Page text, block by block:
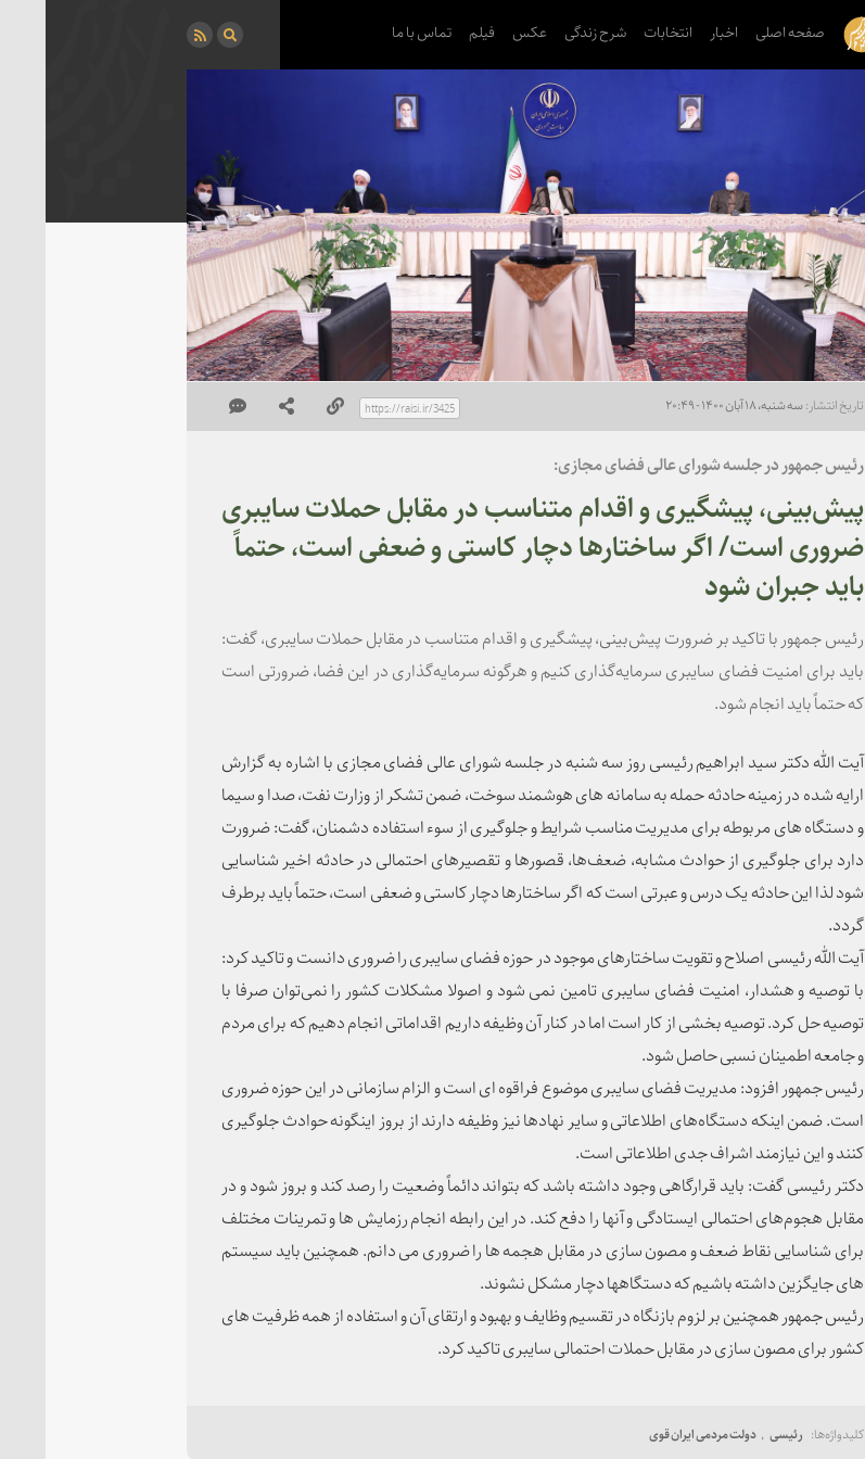
صفحه اصلی اخبار انتخابات شرح زندگی عکس فیلم تماس با ما
سه شنبه، ۱۸ آبان ۱۴۰۰ - ۲۰:۴۹
رئیس جمهور در جلسه شورای عالی فضای مجازی:
پیش‌بینی، پیشگیری و اقدام متناسب در مقابل حملات سایبری
ضروری است/ اگر ساختارها دچار کاستی و ضعفی است، حتماً
باید جبران شود
رئیس جمهور با تاکید بر ضرورت پیش‌بینی، پیشگیری و اقدام متناسب در مقابل حملات سایبری، گفت:
باید برای امنیت فضای سایبری سرمایه‌گذاری کنیم و هرگونه سرمایه‌گذاری در این فضا، ضرورتی است
که حتماً باید انجام شود.
آیت الله دکتر سید ابراهیم رئیسی روز سه شنبه در جلسه شورای عالی فضای مجازی با اشاره به گزارش
ارایه شده در زمینه حادثه حمله به سامانه های هوشمند سوخت، ضمن تشکر از وزارت نفت، صدا و سیما
و دستگاه های مربوطه برای مدیریت مناسب شرایط و جلوگیری از سوء استفاده دشمنان، گفت: ضرورت
دارد برای جلوگیری از حوادث مشابه، ضعف‌ها، قصورها و تقصیرهای احتمالی در حادثه اخیر شناسایی
شود لذا این حادثه یک درس و عبرتی است که اگر ساختارها دچار کاستی و ضعفی است، حتماً باید برطرف
گردد.
آیت الله رئیسی اصلاح و تقویت ساختارهای موجود در حوزه فضای سایبری را ضروری دانست و تاکید کرد:
با توصیه و هشدار، امنیت فضای سایبری تامین نمی شود و اصولا مشکلات کشور را نمی‌توان صرفا با
توصیه حل کرد. توصیه بخشی از کار است اما در کنار آن وظیفه داریم اقداماتی انجام دهیم که برای مردم
و جامعه اطمینان نسبی حاصل شود.
رئیس جمهور افزود: مدیریت فضای سایبری موضوع فراقوه ای است و الزام سازمانی در این حوزه ضروری
است. ضمن اینکه دستگاه‌های اطلاعاتی و سایر نهادها نیز وظیفه دارند از بروز اینگونه حوادث جلوگیری
کنند و این نیازمند اشراف جدی اطلاعاتی است.
دکتر رئیسی گفت: باید قرارگاهی وجود داشته باشد که بتواند دائماً وضعیت را رصد کند و بروز شود و در
مقابل هجوم‌های احتمالی ایستادگی و آنها را دفع کند. در این رابطه انجام رزمایش ها و تمرینات مختلف
برای شناسایی نقاط ضعف و مصون سازی در مقابل هجمه ها را ضروری می دانم. همچنین باید سیستم
های جایگزین داشته باشیم که دستگاهها دچار مشکل نشوند.
رئیس جمهور همچنین بر لزوم بازنگاه در تقسیم وظایف و بهبود و ارتقای آن و استفاده از همه ظرفیت های
کشور برای مصون سازی در مقابل حملات احتمالی سایبری تاکید کرد.
رئیسی دولت مردمی ایران قوی